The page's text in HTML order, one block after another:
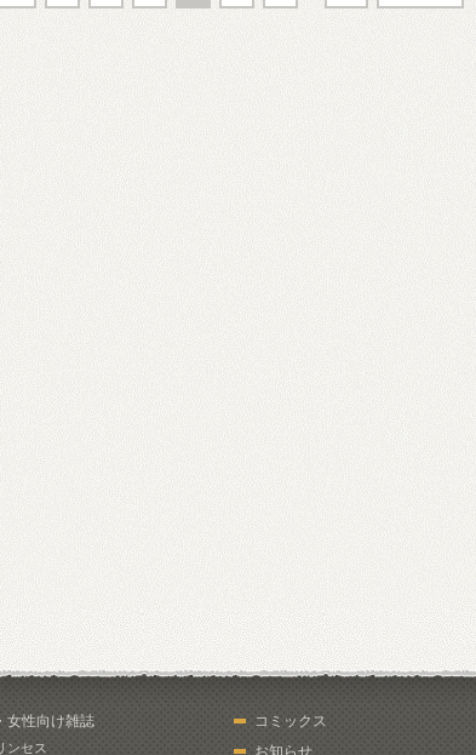
女性向け雑誌
ンセス
コミックス
お知らせ